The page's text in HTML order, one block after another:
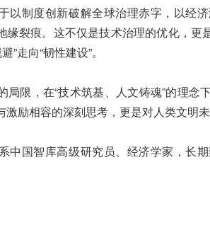
以制度创新破解全球治理赤字，以经
缘裂痕。这不仅是技术治理的优化，
”走向“韧性建设”。
局限，在“技术筑基、人文铸魂”的理
激励相容的深刻思考，更是对人类文明
中国智库高级研究员、经济学家，长